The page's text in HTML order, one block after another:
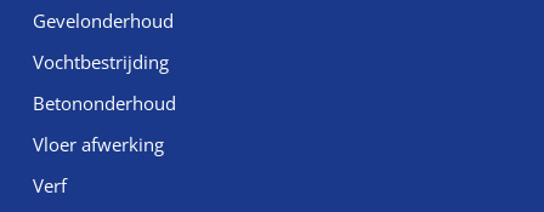
Gevelonderhoud
Vochtbestrijding
Betononderhoud
Vloer afwerking
Verf